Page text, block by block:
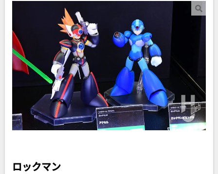
ロックマン